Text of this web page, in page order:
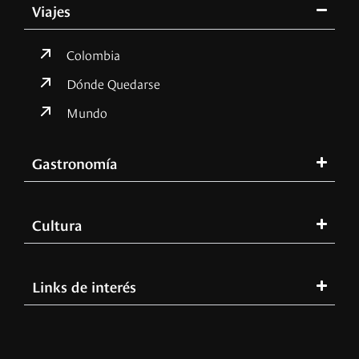
Viajes
Colombia
Dónde Quedarse
Mundo
Gastronomía
Cultura
Links de interés